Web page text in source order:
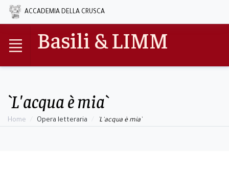
ACCADEMIA DELLA CRUSCA
Basili & LIMM
`L'acqua è mia`
Home Opera letteraria `L'acqua è mia`